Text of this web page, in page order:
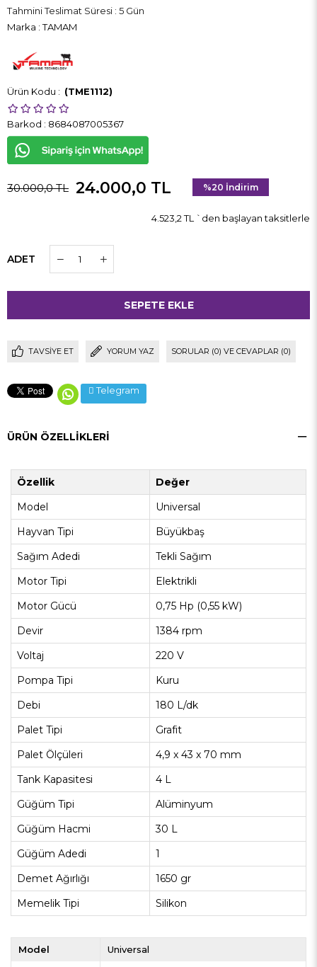
Tahmini Teslimat Süresi : 5 Gün
Marka : TAMAM
(TME1112)
Barkod : 8684087005367
30.000,0 TL 24.000,0 TL %20 İndirim
4.523,2 TL `den başlayan taksitlerle
ADET
TAVSIYE ET YORUM YAZ SORULAR (0) VE CEVAPLAR (0)
Telegram
ÜRÜN ÖZELLIKLERI
Özellik
Değer
Model
Universal
Hayvan Tipi
Büyükbaş
Sağım Adedi
Tekli Sağım
Motor Tipi
Elektrikli
Motor Gücü
0,75 Hp (0,55 kW)
Devir
1384 rpm
Voltaj
220 V
Pompa Tipi
Kuru
Debi
180 L/dk
Palet Tipi
Grafit
Palet Ölçüleri
4,9 x 43 x 70 mm
Tank Kapasitesi
4 L
Güğüm Tipi
Alüminyum
Güğüm Hacmi
30 L
Güğüm Adedi
1
Demet Ağırlığı
1650 gr
Memelik Tipi
Silikon
Model Universal